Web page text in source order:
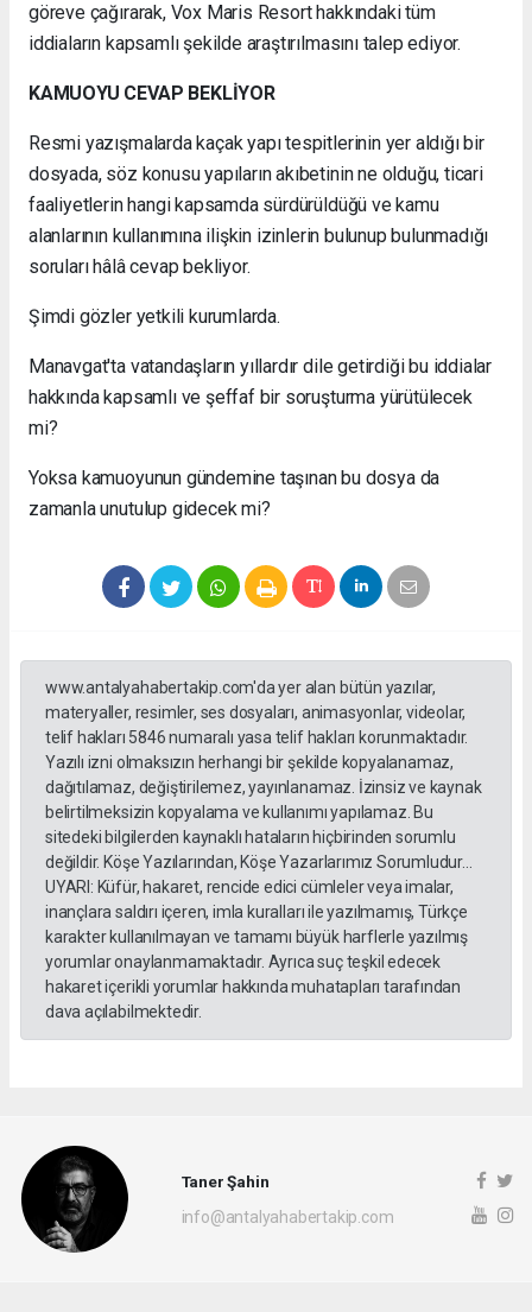
göreve çağırarak, Vox Maris Resort hakkındaki tüm
iddiaların kapsamlı şekilde araştırılmasını talep ediyor.
KAMUOYU CEVAP BEKLİYOR
Resmi yazışmalarda kaçak yapı tespitlerinin yer aldığı bir
dosyada, söz konusu yapıların akıbetinin ne olduğu, ticari
faaliyetlerin hangi kapsamda sürdürüldüğü ve kamu
alanlarının kullanımına ilişkin izinlerin bulunup bulunmadığı
soruları hâlâ cevap bekliyor.
Şimdi gözler yetkili kurumlarda.
Manavgat'ta vatandaşların yıllardır dile getirdiği bu iddialar
hakkında kapsamlı ve şeffaf bir soruşturma yürütülecek
mi?
Yoksa kamuoyunun gündemine taşınan bu dosya da
zamanla unutulup gidecek mi?
www.antalyahabertakip.com'da yer alan bütün yazılar,
materyaller, resimler, ses dosyaları, animasyonlar, videolar,
telif hakları 5846 numaralı yasa telif hakları korunmaktadır.
Yazılı izni olmaksızın herhangi bir şekilde kopyalanamaz,
dağıtılamaz, değiştirilemez, yayınlanamaz. İzinsiz ve kaynak
belirtilmeksizin kopyalama ve kullanımı yapılamaz. Bu
sitedeki bilgilerden kaynaklı hataların hiçbirinden sorumlu
değildir. Köşe Yazılarından, Köşe Yazarlarımız Sorumludur...
UYARI: Küfür, hakaret, rencide edici cümleler veya imalar,
inançlara saldırı içeren, imla kuralları ile yazılmamış, Türkçe
karakter kullanılmayan ve tamamı büyük harflerle yazılmış
yorumlar onaylanmamaktadır. Ayrıca suç teşkil edecek
hakaret içerikli yorumlar hakkında muhatapları tarafından
dava açılabilmektedir.
Taner Şahin
info@antalyahabertakip.com